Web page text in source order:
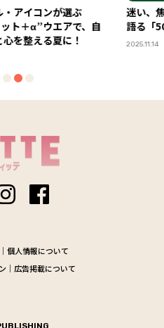
アイコンが選ぶ
ト＋α”ウエアで、自
を整える夏に！
迷い、
語る「
2025.11.14
個人情報について
広告掲載について